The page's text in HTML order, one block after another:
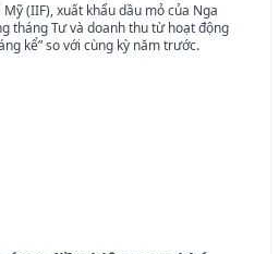
(IIF), xuất khẩu dầu mỏ của Nga
tháng Tư và doanh thu từ hoạt động
kể” so với cùng kỳ năm trước.